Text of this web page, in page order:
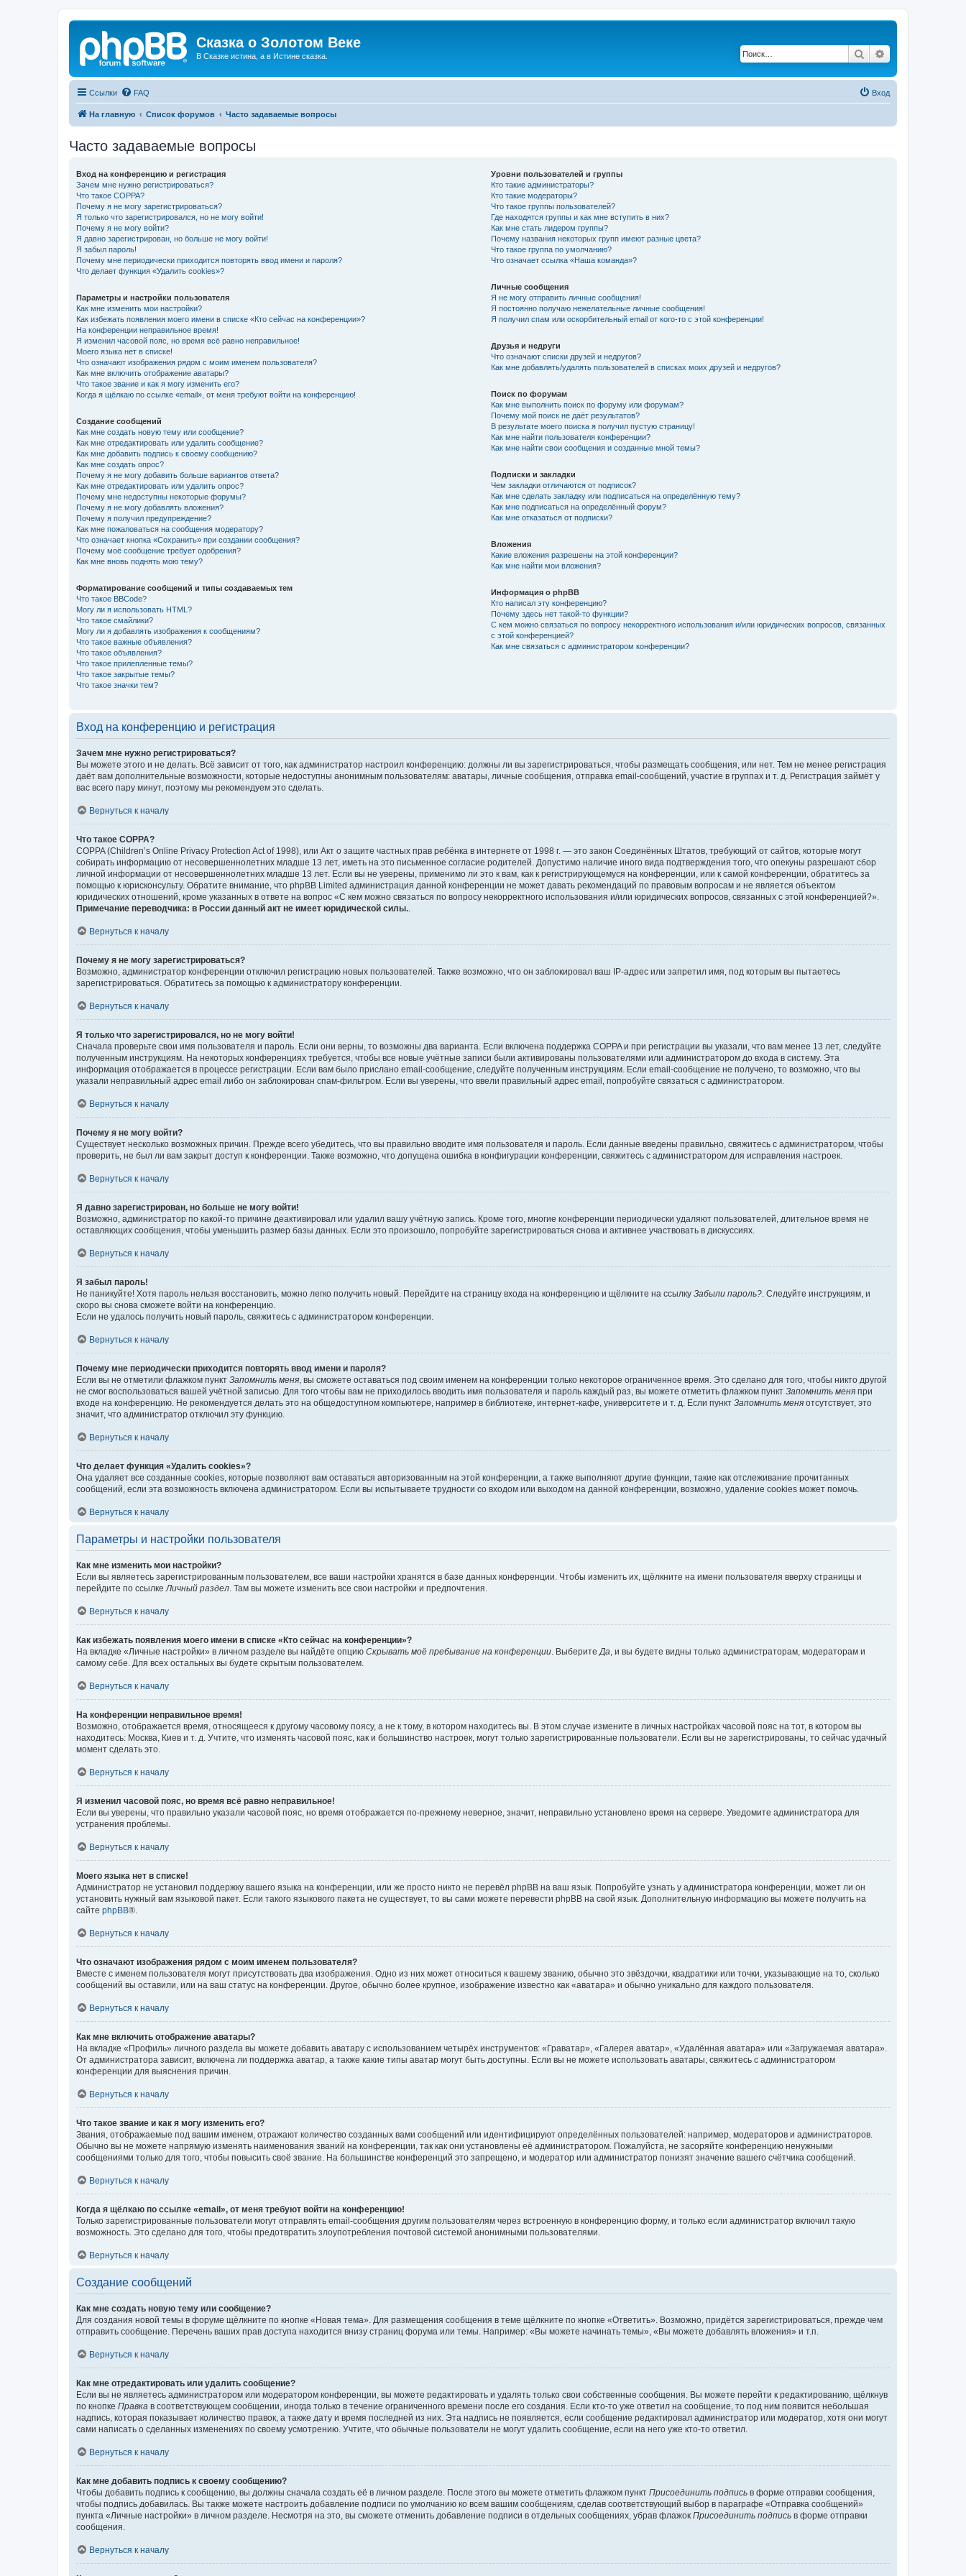
Сказка о Золотом Веке
В Сказке истина, а в Истине сказка. Поиск
Ссылки FAQ Вход
На главную Список форумов Часто задаваемые вопросы
Часто задаваемые вопросы
Вход на конференцию и регистрация
Зачем мне нужно регистрироваться?
Что такое COPPA?
Почему я не могу зарегистрироваться?
Я только что зарегистрировался, но не могу войти!
Почему я не могу войти?
Я давно зарегистрирован, но больше не могу войти!
Я забыл пароль!
Почему мне периодически приходится повторять ввод имени и пароля?
Что делает функция «Удалить cookies»?
Параметры и настройки пользователя
Как мне изменить мои настройки?
Как избежать появления моего имени в списке «Кто сейчас на конференции»?
На конференции неправильное время!
Я изменил часовой пояс, но время всё равно неправильное!
Моего языка нет в списке!
Что означают изображения рядом с моим именем пользователя?
Как мне включить отображение аватары?
Что такое звание и как я могу изменить его?
Когда я щёлкаю по ссылке «email», от меня требуют войти на конференцию!
Создание сообщений
Как мне создать новую тему или сообщение?
Как мне отредактировать или удалить сообщение?
Как мне добавить подпись к своему сообщению?
Как мне создать опрос?
Почему я не могу добавить больше вариантов ответа?
Как мне отредактировать или удалить опрос?
Почему мне недоступны некоторые форумы?
Почему я не могу добавлять вложения?
Почему я получил предупреждение?
Как мне пожаловаться на сообщения модератору?
Что означает кнопка «Сохранить» при создании сообщения?
Почему моё сообщение требует одобрения?
Как мне вновь поднять мою тему?
Форматирование сообщений и типы создаваемых тем
Что такое BBCode?
Могу ли я использовать HTML?
Что такое смайлики?
Могу ли я добавлять изображения к сообщениям?
Что такое важные объявления?
Что такое объявления?
Что такое прилепленные темы?
Что такое закрытые темы?
Что такое значки тем?
Уровни пользователей и группы
Кто такие администраторы?
Кто такие модераторы?
Что такое группы пользователей?
Где находятся группы и как мне вступить в них?
Как мне стать лидером группы?
Почему названия некоторых групп имеют разные цвета?
Что такое группа по умолчанию?
Что означает ссылка «Наша команда»?
Личные сообщения
Я не могу отправить личные сообщения!
Я постоянно получаю нежелательные личные сообщения!
Я получил спам или оскорбительный email от кого-то с этой конференции!
Друзья и недруги
Что означают списки друзей и недругов?
Как мне добавлять/удалять пользователей в списках моих друзей и недругов?
Поиск по форумам
Как мне выполнить поиск по форуму или форумам?
Почему мой поиск не даёт результатов?
В результате моего поиска я получил пустую страницу!
Как мне найти пользователя конференции?
Как мне найти свои сообщения и созданные мной темы?
Подписки и закладки
Чем закладки отличаются от подписок?
Как мне сделать закладку или подписаться на определённую тему?
Как мне подписаться на определённый форум?
Как мне отказаться от подписки?
Вложения
Какие вложения разрешены на этой конференции?
Как мне найти мои вложения?
Информация о phpBB
Кто написал эту конференцию?
Почему здесь нет такой-то функции?
С кем можно связаться по вопросу некорректного использования и/или юридических вопросов, связанных
с этой конференцией?
Как мне связаться с администратором конференции?
Вход на конференцию и регистрация
Зачем мне нужно регистрироваться?
Вы можете этого и не делать. Всё зависит от того, как администратор настроил конференцию: должны ли вы зарегистрироваться, чтобы размещать сообщения, или нет. Тем не менее регистрация
даёт вам дополнительные возможности, которые недоступны анонимным пользователям: аватары, личные сообщения, отправка email-сообщений, участие в группах и т. д. Регистрация займёт у
вас всего пару минут, поэтому мы рекомендуем это сделать.
Вернуться к началу
Что такое COPPA?
COPPA (Children’s Online Privacy Protection Act of 1998), или Акт о защите частных прав ребёнка в интернете от 1998 г. — это закон Соединённых Штатов, требующий от сайтов, которые могут
собирать информацию от несовершеннолетних младше 13 лет, иметь на это письменное согласие родителей. Допустимо наличие иного вида подтверждения того, что опекуны разрешают сбор
личной информации от несовершеннолетних младше 13 лет. Если вы не уверены, применимо ли это к вам, как к регистрирующемуся на конференции, или к самой конференции, обратитесь за
помощью к юрисконсульту. Обратите внимание, что phpBB Limited администрация данной конференции не может давать рекомендаций по правовым вопросам и не является объектом
юридических отношений, кроме указанных в ответе на вопрос «С кем можно связаться по вопросу некорректного использования и/или юридических вопросов, связанных с этой конференцией?».
Примечание переводчика: в России данный акт не имеет юридической силы.
Вернуться к началу
Почему я не могу зарегистрироваться?
Возможно, администратор конференции отключил регистрацию новых пользователей. Также возможно, что он заблокировал ваш IP-адрес или запретил имя, под которым вы пытаетесь
зарегистрироваться. Обратитесь за помощью к администратору конференции.
Вернуться к началу
Я только что зарегистрировался, но не могу войти!
Сначала проверьте свои имя пользователя и пароль. Если они верны, то возможны два варианта. Если включена поддержка COPPA и при регистрации вы указали, что вам менее 13 лет, следуйте
полученным инструкциям. На некоторых конференциях требуется, чтобы все новые учётные записи были активированы пользователями или администратором до входа в систему. Эта
информация отображается в процессе регистрации. Если вам было прислано email-сообщение, следуйте полученным инструкциям. Если email-сообщение не получено, то возможно, что вы
указали неправильный адрес email либо он заблокирован спам-фильтром. Если вы уверены, что ввели правильный адрес email, попробуйте связаться с администратором.
Вернуться к началу
Почему я не могу войти?
Существует несколько возможных причин. Прежде всего убедитесь, что вы правильно вводите имя пользователя и пароль. Если данные введены правильно, свяжитесь с администратором, чтобы
проверить, не был ли вам закрыт доступ к конференции. Также возможно, что допущена ошибка в конфигурации конференции, свяжитесь с администратором для исправления настроек.
Вернуться к началу
Я давно зарегистрирован, но больше не могу войти!
Возможно, администратор по какой-то причине деактивировал или удалил вашу учётную запись. Кроме того, многие конференции периодически удаляют пользователей, длительное время не
оставляющих сообщения, чтобы уменьшить размер базы данных. Если это произошло, попробуйте зарегистрироваться снова и активнее участвовать в дискуссиях.
Вернуться к началу
Я забыл пароль!
Не паникуйте! Хотя пароль нельзя восстановить, можно легко получить новый. Перейдите на страницу входа на конференцию и щёлкните на ссылку Забыли пароль? . Следуйте инструкциям, и
скоро вы снова сможете войти на конференцию.
Если не удалось получить новый пароль, свяжитесь с администратором конференции.
Вернуться к началу
Почему мне периодически приходится повторять ввод имени и пароля?
Если вы не отметили флажком пункт Запомнить меня , вы сможете оставаться под своим именем на конференции только некоторое ограниченное время. Это сделано для того, чтобы никто другой
не смог воспользоваться вашей учётной записью. Для того чтобы вам не приходилось вводить имя пользователя и пароль каждый раз, вы можете отметить флажком пункт Запомнить меня при
входе на конференцию. Не рекомендуется делать это на общедоступном компьютере, например в библиотеке, интернет-кафе, университете и т. д. Если пункт Запомнить меня отсутствует, это
значит, что администратор отключил эту функцию.
Вернуться к началу
Что делает функция «Удалить cookies»?
Она удаляет все созданные cookies, которые позволяют вам оставаться авторизованным на этой конференции, а также выполняют другие функции, такие как отслеживание прочитанных
сообщений, если эта возможность включена администратором. Если вы испытываете трудности со входом или выходом на данной конференции, возможно, удаление cookies может помочь.
Вернуться к началу
Параметры и настройки пользователя
Как мне изменить мои настройки?
Если вы являетесь зарегистрированным пользователем, все ваши настройки хранятся в базе данных конференции. Чтобы изменить их, щёлкните на имени пользователя вверху страницы и
перейдите по ссылке Личный раздел . Там вы можете изменить все свои настройки и предпочтения.
Вернуться к началу
Как избежать появления моего имени в списке «Кто сейчас на конференции»?
На вкладке «Личные настройки» в личном разделе вы найдёте опцию Скрывать моё пребывание на конференции . Выберите Да , и вы будете видны только администраторам, модераторам и
самому себе. Для всех остальных вы будете скрытым пользователем.
Вернуться к началу
На конференции неправильное время!
Возможно, отображается время, относящееся к другому часовому поясу, а не к тому, в котором находитесь вы. В этом случае измените в личных настройках часовой пояс на тот, в котором вы
находитесь: Москва, Киев и т. д. Учтите, что изменять часовой пояс, как и большинство настроек, могут только зарегистрированные пользователи. Если вы не зарегистрированы, то сейчас удачный
момент сделать это.
Вернуться к началу
Я изменил часовой пояс, но время всё равно неправильное!
Если вы уверены, что правильно указали часовой пояс, но время отображается по-прежнему неверное, значит, неправильно установлено время на сервере. Уведомите администратора для
устранения проблемы.
Вернуться к началу
Моего языка нет в списке!
Администратор не установил поддержку вашего языка на конференции, или же просто никто не перевёл phpBB на ваш язык. Попробуйте узнать у администратора конференции, может ли он
установить нужный вам языковой пакет. Если такого языкового пакета не существует, то вы сами можете перевести phpBB на свой язык. Дополнительную информацию вы можете получить на
сайте phpBB®.
Вернуться к началу
Что означают изображения рядом с моим именем пользователя?
Вместе с именем пользователя могут присутствовать два изображения. Одно из них может относиться к вашему званию, обычно это звёздочки, квадратики или точки, указывающие на то, сколько
сообщений вы оставили, или на ваш статус на конференции. Другое, обычно более крупное, изображение известно как «аватара» и обычно уникально для каждого пользователя.
Вернуться к началу
Как мне включить отображение аватары?
На вкладке «Профиль» личного раздела вы можете добавить аватару с использованием четырёх инструментов: «Граватар», «Галерея аватар», «Удалённая аватара» или «Загружаемая аватара».
От администратора зависит, включена ли поддержка аватар, а также какие типы аватар могут быть доступны. Если вы не можете использовать аватары, свяжитесь с администратором
конференции для выяснения причин.
Вернуться к началу
Что такое звание и как я могу изменить его?
Звания, отображаемые под вашим именем, отражают количество созданных вами сообщений или идентифицируют определённых пользователей: например, модераторов и администраторов.
Обычно вы не можете напрямую изменять наименования званий на конференции, так как они установлены её администратором. Пожалуйста, не засоряйте конференцию ненужными
сообщениями только для того, чтобы повысить своё звание. На большинстве конференций это запрещено, и модератор или администратор понизят значение вашего счётчика сообщений.
Вернуться к началу
Когда я щёлкаю по ссылке «email», от меня требуют войти на конференцию!
Только зарегистрированные пользователи могут отправлять email-сообщения другим пользователям через встроенную в конференцию форму, и только если администратор включил такую
возможность. Это сделано для того, чтобы предотвратить злоупотребления почтовой системой анонимными пользователями.
Вернуться к началу
Создание сообщений
Как мне создать новую тему или сообщение?
Для создания новой темы в форуме щёлкните по кнопке «Новая тема». Для размещения сообщения в теме щёлкните по кнопке «Ответить». Возможно, придётся зарегистрироваться, прежде чем
отправить сообщение. Перечень ваших прав доступа находится внизу страниц форума или темы. Например: «Вы можете начинать темы», «Вы можете добавлять вложения» и т.п.
Вернуться к началу
Как мне отредактировать или удалить сообщение?
Если вы не являетесь администратором или модератором конференции, вы можете редактировать и удалять только свои собственные сообщения. Вы можете перейти к редактированию, щёлкнув
по кнопке Правка в соответствующем сообщении, иногда только в течение ограниченного времени после его создания. Если кто-то уже ответил на сообщение, то под ним появится небольшая
надпись, которая показывает количество правок, а также дату и время последней из них. Эта надпись не появляется, если сообщение редактировал администратор или модератор, хотя они могут
сами написать о сделанных изменениях по своему усмотрению. Учтите, что обычные пользователи не могут удалить сообщение, если на него уже кто-то ответил.
Вернуться к началу
Как мне добавить подпись к своему сообщению?
Чтобы добавить подпись к сообщению, вы должны сначала создать её в личном разделе. После этого вы можете отметить флажком пункт Присоединить подпись в форме отправки сообщения,
чтобы подпись добавилась. Вы также можете настроить добавление подписи по умолчанию ко всем вашим сообщениям, сделав соответствующий выбор в параграфе «Отправка сообщений»
пункта «Личные настройки» в личном разделе. Несмотря на это, вы сможете отменить добавление подписи в отдельных сообщениях, убрав флажок Присоединить подпись в форме отправки
сообщения.
Вернуться к началу